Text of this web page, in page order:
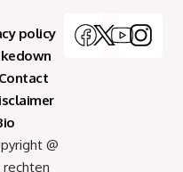
policy
Contact
@
rechten